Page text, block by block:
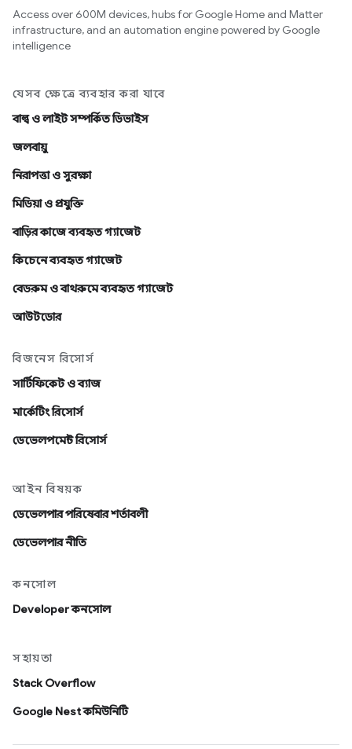
Access over 600M devices, hubs for Google Home and Matter
infrastructure, and an automation engine powered by Google
intelligence
যেসব ক্ষেত্রে ব্যবহার করা যাবে
বাল্ব ও লাইট সম্পর্কিত ডিভাইস
জলবায়ু
নিরাপত্তা ও সুরক্ষা
মিডিয়া ও প্রযুক্তি
বাড়ির কাজে ব্যবহৃত গ্যাজেট
কিচেনে ব্যবহৃত গ্যাজেট
বেডরুম ও বাথরুমে ব্যবহৃত গ্যাজেট
আউটডোর
বিজনেস রিসোর্স
সার্টিফিকেট ও ব্যাজ
মার্কেটিং রিসোর্স
ডেভেলপমেন্ট রিসোর্স
আইন বিষয়ক
ডেভেলপার পরিষেবার শর্তাবলী
ডেভেলপার নীতি
কনসোল
Developer কনসোল
সহায়তা
Stack Overflow
Google Nest কমিউনিটি